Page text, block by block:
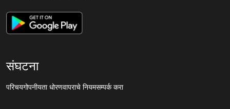
संघटना
परिचयगोपनीयता धोरणवापराचे नियमसम्पर्क करा